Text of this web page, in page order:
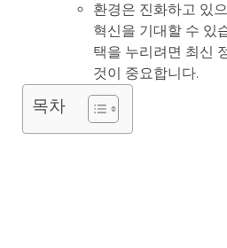
환경은 진화하고 있
혁신을 기대할 수 있
택을 누리려면 최신
것이 중요합니다.
목차